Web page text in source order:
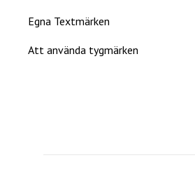
Egna Textmärken
Att använda tygmärken